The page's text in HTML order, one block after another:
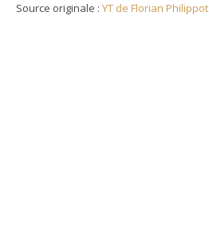
Source originale : YT de Florian Philippot